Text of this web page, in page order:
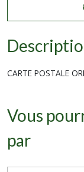
CARTE POSTALE
Vous
par